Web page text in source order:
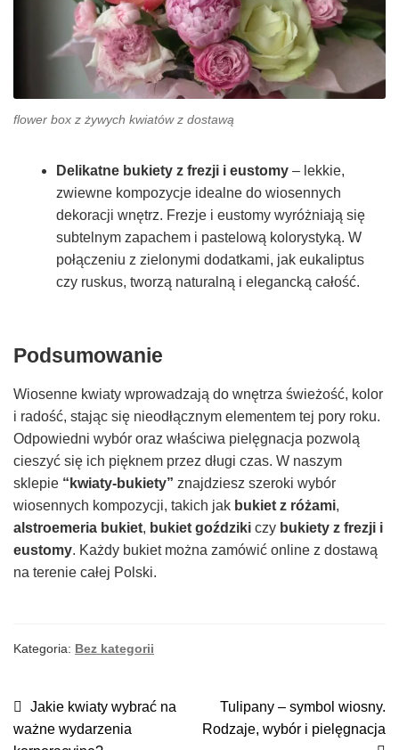
flower box z żywych kwiatów z dostawą
Delikatne bukiety z frezji i eustomy – lekkie,
zwiewne kompozycje idealne do wiosennych
dekoracji wnętrz. Frezje i eustomy wyróżniają się
subtelnym zapachem i pastelową kolorystyką. W
połączeniu z zielonymi dodatkami, jak eukaliptus
czy ruskus, tworzą naturalną i elegancką całość.
Podsumowanie
Wiosenne kwiaty wprowadzają do wnętrza świeżość, kolor
i radość, stając się nieodłącznym elementem tej pory roku.
Odpowiedni wybór oraz właściwa pielęgnacja pozwolą
cieszyć się ich pięknem przez długi czas. W naszym
sklepie “kwiaty-bukiety” znajdziesz szeroki wybór
wiosennych kompozycji, takich jak bukiet z różami,
alstroemeria bukiet, bukiet goździki czy bukiety z frezji i
eustomy. Każdy bukiet można zamówić online z dostawą
na terenie całej Polski.
Kategoria: Bez kategorii
NAWIGACJA
WPISU
Poprzedni
wpis:
Jakie kwiaty wybrać na
ważne wydarzenia
Następny
wpis:
Tulipany – symbol wiosny.
Rodzaje, wybór i pielęgnacja